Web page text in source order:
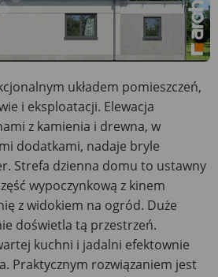
układem pomieszczeń,
i eksploatacji. Elewacja
z kamienia i drewna, w
dodatkami, nadaje bryle
Strefa dzienna domu to ustawny
wypoczynkową z kinem
z widokiem na ogród. Duże
doświetla tą przestrzeń.
kuchni i jadalni efektownie
Praktycznym rozwiązaniem jest